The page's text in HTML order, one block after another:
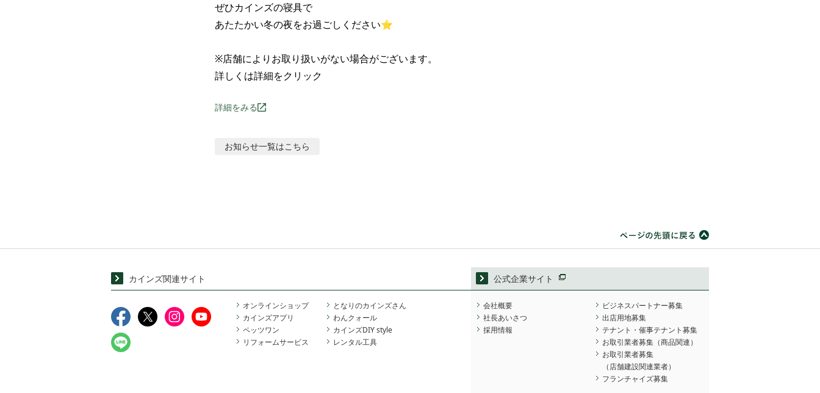
ぜひカインズの寝具で
あたたかい冬の夜をお過ごしください⭐️
※店舗によりお取り扱いがない場合がございます。
詳しくは詳細をクリック
詳細をみる
お知らせ一覧はこちら
カインズ関連サイト
オンラインショップ
カインズアプリ
ペッツワン
リフォームサービス
となりのカインズさん
わんクォール
カインズDIY style
レンタル工具
公式企業サイト
会社概要
社長あいさつ
採用情報
ビジネスパートナー募集
出店用地募集
テナント・催事テナント募集
お取引業者募集（商品関連）
お取引業者募集
（店舗建設関連業者）
フランチャイズ募集